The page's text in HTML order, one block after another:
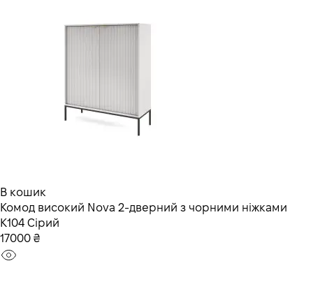
В кошик
Комод високий Nova 2-дверний з чорними ніжками
K104 Сірий
17000 ₴